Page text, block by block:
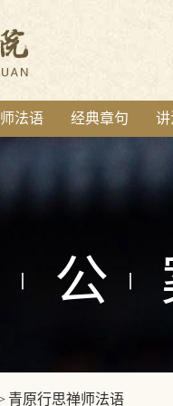
法语 经典章句 讲
公
青原行思禅师法语